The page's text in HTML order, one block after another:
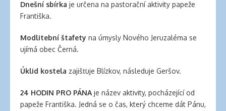
Dnešní sbírka je určena na pastorační aktivity papeže
Františka.
Modlitební štafety na úmysly Nového Jeruzaléma se
ujímá obec Černá.
Úklid kostela zajišťuje Blízkov, následuje Geršov.
24 HODIN PRO PÁNA je název aktivity, pocházející od
papeže Františka. Jedná se o čas, který chceme dát Pánu,